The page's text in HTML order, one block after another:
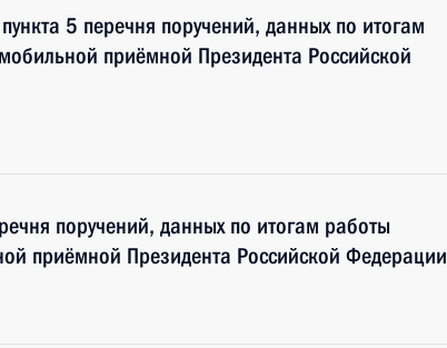
5 перечня поручений, данных по итогам
приёмной Президента Российской
поручений, данных по итогам работы
приёмной Президента Российской Федерации